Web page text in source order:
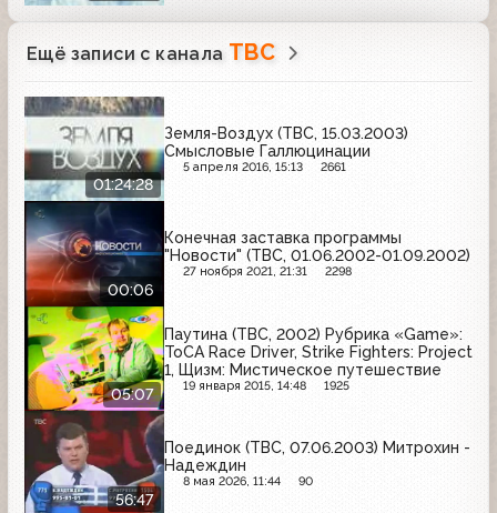
Ещё записи с канала ТВС
01:24:28
Земля-Воздух (ТВС, 15.03.2003)
Смысловые Галлюцинации
5 апреля 2016, 15:13 2661
00:06
Конечная заставка программы
"Новости" (ТВС, 01.06.2002-01.09.2002)
27 ноября 2021, 21:31 2298
05:07
Паутина (ТВС, 2002) Рубрика «Game»:
ToCA Race Driver, Strike Fighters: Project
1, Щизм: Мистическое путешествие
19 января 2015, 14:48 1925
56:47
Поединок (ТВС, 07.06.2003) Митрохин -
Надеждин
8 мая 2026, 11:44 90